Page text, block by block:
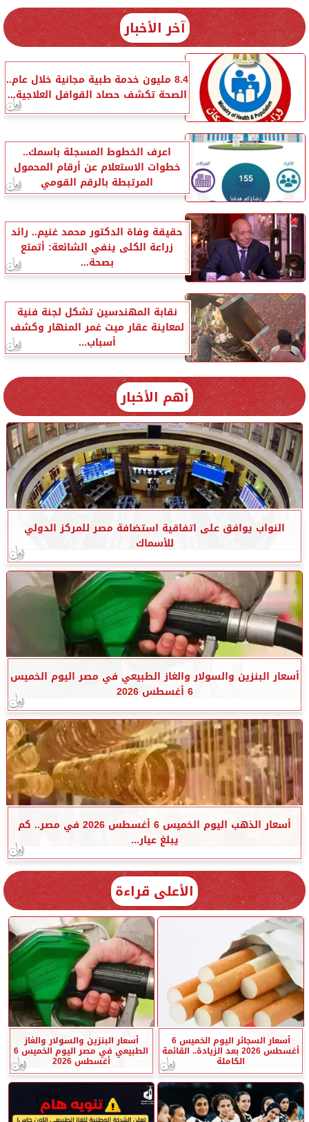
آخر الأخبار
8.4 مليون خدمة طبية مجانية خلال عام..
الصحة تكشف حصاد القوافل العلاجية...
اعرف الخطوط المسجلة باسمك..
خطوات الاستعلام عن أرقام المحمول
المرتبطة بالرقم القومي
حقيقة وفاة الدكتور محمد غنيم.. رائد
زراعة الكلى ينفي الشائعة: أتمتع
بصحة...
نقابة المهندسين تشكل لجنة فنية
لمعاينة عقار ميت غمر المنهار وكشف
أسباب...
أهم الأخبار
النواب يوافق على اتفاقية استضافة مصر للمركز الدولي
للأسماك
أسعار البنزين والسولار والغاز الطبيعي في مصر اليوم الخميس
6 أغسطس 2026
أسعار الذهب اليوم الخميس 6 أغسطس 2026 في مصر.. كم
يبلغ عيار...
الأعلى قراءة
أسعار السجائر اليوم الخميس 6
أغسطس 2026 بعد الزيادة.. القائمة
الكاملة
أسعار البنزين والسولار والغاز
الطبيعي في مصر اليوم الخميس 6
أغسطس 2026